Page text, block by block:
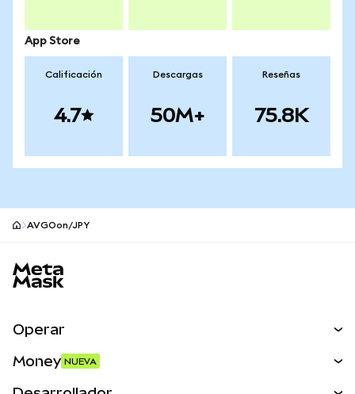
App Store
Calificación
4.7
Descargas
50M+
Reseñas
75.8K
AVGOon/JPY
Operar
Money NUEVA